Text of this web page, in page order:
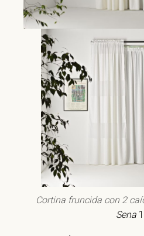
Cortina fruncida con 2
Sena 1